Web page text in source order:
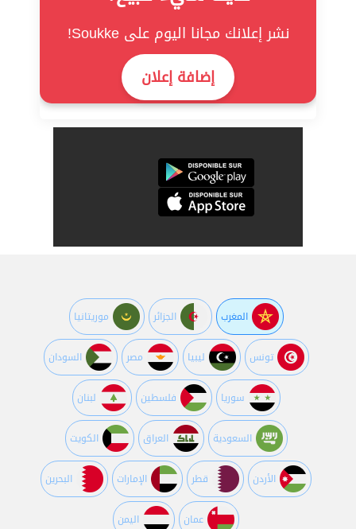
نشر إعلانك مجانا اليوم على Soukke!
إضافة إعلان
المغرب الجزائر موريتانيا
تونس ليبيا مصر السودان
سوريا فلسطين لبنان
السعودية العراق الكويت
اﻷردن قطر اﻹمارات البحرين
عمان اليمن